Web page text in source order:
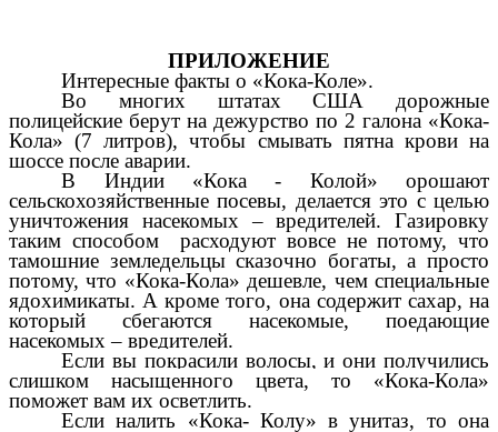
ПРИЛОЖЕНИЕ
Интересные факты о «Кока-Коле».
Во многих штатах США дорожные
полицейские берут на дежурство по 2 галона «Кока-
Кола» (7 литров), чтобы смывать пятна крови на
шоссе после аварии.
В Индии «Кока - Колой» орошают
сельскохозяйственные посевы, делается это с целью
уничтожения насекомых – вредителей. Газировку
таким способом расходуют вовсе не потому, что
тамошние земледельцы сказочно богаты, а просто
потому, что «Кока-Кола» дешевле, чем специальные
ядохимикаты. А кроме того, она содержит сахар, на
который сбегаются насекомые, поедающие
насекомых – вредителей.
Если вы покрасили волосы, и они получились
слишком насыщенного цвета, то «Кока-Кола»
поможет вам их осветлить.
Если налить «Кока- Колу» в унитаз, то она